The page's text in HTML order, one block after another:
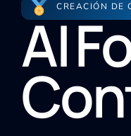
CREACIÓN DE
AI